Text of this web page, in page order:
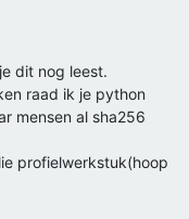
dit nog leest.
raad ik je python
mensen al sha256
profielwerkstuk(hoop